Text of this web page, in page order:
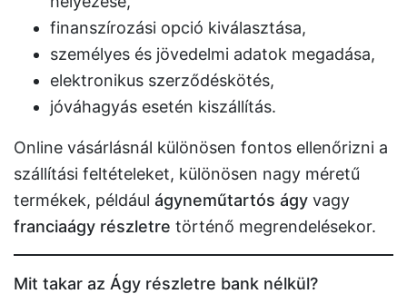
finanszírozási opció kiválasztása,
személyes és jövedelmi adatok megadása,
elektronikus szerződéskötés,
jóváhagyás esetén kiszállítás.
Online vásárlásnál különösen fontos ellenőrizni a
szállítási feltételeket, különösen nagy méretű
termékek, például ágyneműtartós ágy vagy
franciaágy részletre történő megrendelésekor.
Mit takar az Ágy részletre bank nélkül?